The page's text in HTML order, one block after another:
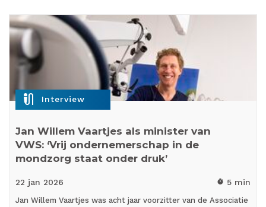
mic_external_on Interview
Jan Willem Vaartjes als minister van
VWS: ‘Vrij ondernemerschap in de
mondzorg staat onder druk’
22 jan 2026 timer 5 min
Jan Willem Vaartjes was acht jaar voorzitter van de Associatie